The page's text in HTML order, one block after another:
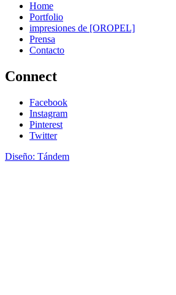
Home
Portfolio
impresiones de [OROPEL]
Prensa
Contacto
Connect
Facebook
Instagram
Pinterest
Twitter
Diseño: Tándem